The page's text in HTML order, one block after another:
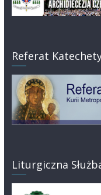
Referat
Liturgiczna